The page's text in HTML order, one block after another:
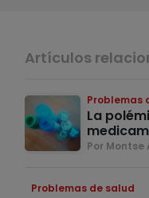
Artículos
Problemas
La
Por Montse
Problemas de salud